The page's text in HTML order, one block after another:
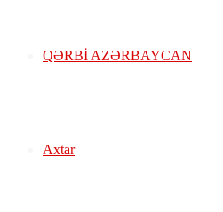
QƏRBİ AZƏRBAYCAN
Axtar